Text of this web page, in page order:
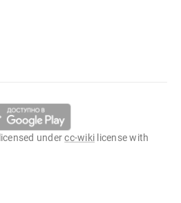
undercc-wiki license with